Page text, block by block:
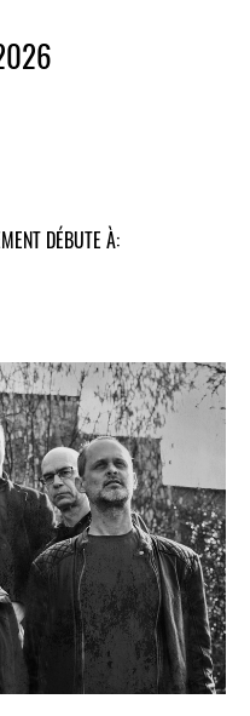
DÉBUTE À: